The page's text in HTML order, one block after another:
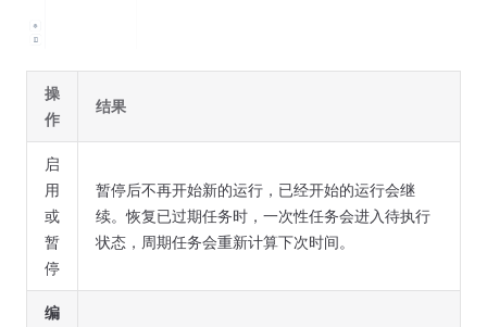
操
作
结果
启
用
或
暂
停
暂停后不再开始新的运行，已经开始的运行会继
续。恢复已过期任务时，一次性任务会进入待执行
状态，周期任务会重新计算下次时间。
编